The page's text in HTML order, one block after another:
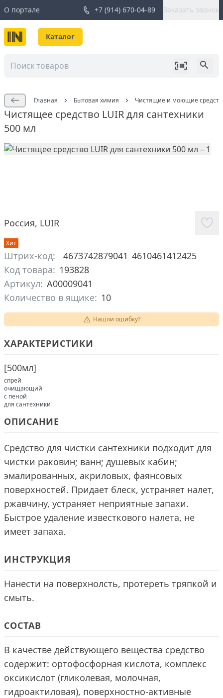
О портале +7 (914) 670-04-89 Заказать звонок
Каталог
Главная Бытовая химия Чистящие и моющие
Чистящее средство LUIR для сантехники
500 мл
Россия, LUIR
Хит
Штрих-код: 4673742879041 4610461412425
Код товара: 193828
Артикул: А00009041
Количество в ящике: 10
Нашли ошибку?
ХАРАКТЕРИСТИКИ
[500мл]
спрей
очищающий
c пеной
для сантехники
ОПИСАНИЕ
Средство для чистки сантехники подходит для
чистки раковин; ванн; душевых кабин;
эмалированных, акриловых, фаянсовых
поверхностей. Придает блеск, устраняет налет,
ржавчину, устраняет неприятные запахи.
Быстрое удаление известкового налета, не
имеет запаха.
ИНСТРУКЦИЯ
Нанести на поверхнолсть, протереть тряпкой и
смыть.
СОСТАВ
В качестве действующего вещества средство
содержит: ортофосфорная кислота, комплекс
оксикислот (гликолевая, молочная,
гидроактиловая), поверхностно-активные